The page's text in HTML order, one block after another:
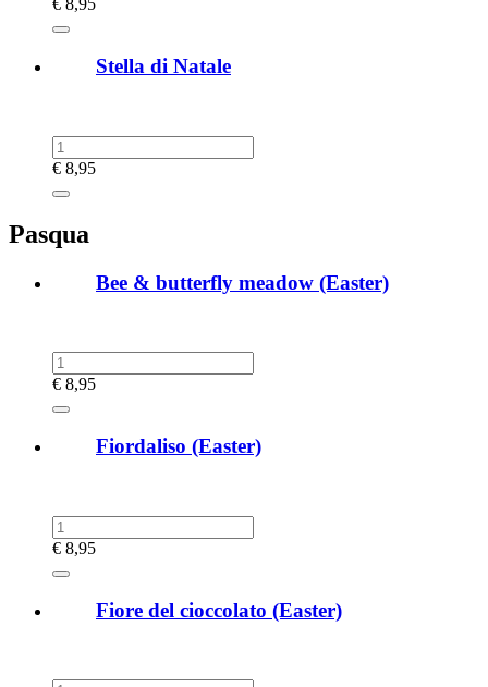
€ 8,95
Stella di Natale
€ 8,95
Pasqua
Bee & butterfly meadow (Easter)
€ 8,95
Fiordaliso (Easter)
€ 8,95
Fiore del cioccolato (Easter)